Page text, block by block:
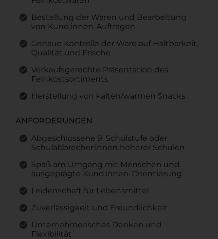
Bestellung der Waren und Bearbeitung
von Kund:innen-Aufträgen
Genaue Kontrolle der Ware auf Haltbarkeit,
Qualität und Frische
Verkaufsgerechte Präsentation des
Feinkostsortiments
Herstellung von kalten/warmen Snacks
ANFORDERUNGEN
Abgeschlossene 9. Schulstufe oder
Schulabbrecher:innen höherer Schulen
Spaß am Umgang mit Menschen und
ausgeprägte Kund:innen-Orientierung
Leidenschaft für Lebensmittel
Zuverlässigkeit und Freundlichkeit
Unternehmerisches Denken und
Flexibilität